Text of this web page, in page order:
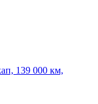
139 000 км,